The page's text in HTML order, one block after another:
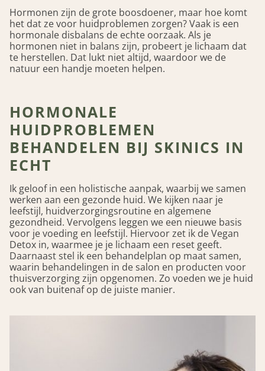
Hormonen zijn de grote boosdoener, maar hoe komt
het dat ze voor huidproblemen zorgen? Vaak is een
hormonale disbalans de echte oorzaak. Als je
hormonen niet in balans zijn, probeert je lichaam dat
te herstellen. Dat lukt niet altijd, waardoor we de
natuur een handje moeten helpen.
HORMONALE
HUIDPROBLEMEN
BEHANDELEN BIJ SKINICS IN
ECHT
Ik geloof in een holistische aanpak, waarbij we samen
werken aan een gezonde huid. We kijken naar je
leefstijl, huidverzorgingsroutine en algemene
gezondheid. Vervolgens leggen we een nieuwe basis
voor je voeding en leefstijl. Hiervoor zet ik de Vegan
Detox in, waarmee je je lichaam een reset geeft.
Daarnaast stel ik een behandelplan op maat samen,
waarin behandelingen in de salon en producten voor
thuisverzorging zijn opgenomen. Zo voeden we je huid
ook van buitenaf op de juiste manier.